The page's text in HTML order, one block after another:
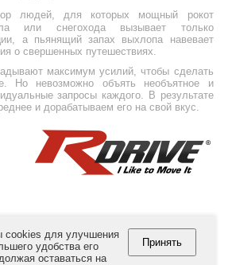
людей, для которых мощный рокот
или снегохода вызывает только
а пьянящий запах выхлопа навевает
о свершенных путешествиях.
максимум усилий, чтобы сделать
Но невозможно объять необъятное и
запросы каждого. В результате
и дорабатываем его на свой вкус.
для улучшения
удобства его
оставаться на
Принять